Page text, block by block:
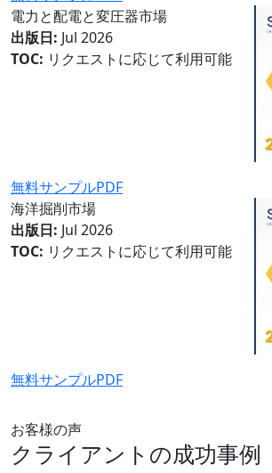
電力と配電と変圧器市場
出版日: Jul 2026
TOC: リクエストに応じて利用可能
無料サンプルPDF
海洋掘削市場
出版日: Jul 2026
TOC: リクエストに応じて利用可能
無料サンプルPDF
お客様の声
クライアントの成功事例